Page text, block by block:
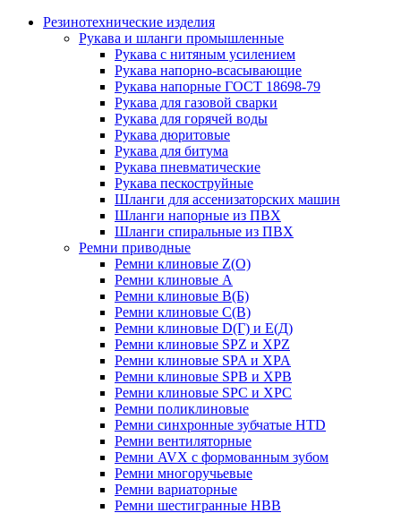
Резинотехнические изделия
Рукава и шланги промышленные
Рукава с нитяным усилением
Рукава напорно-всасывающие
Рукава напорные ГОСТ 18698-79
Рукава для газовой сварки
Рукава для горячей воды
Рукава дюритовые
Рукава для битума
Рукава пневматические
Рукава пескоструйные
Шланги для ассенизаторских машин
Шланги напорные из ПВХ
Шланги спиральные из ПВХ
Ремни приводные
Ремни клиновые Z(О)
Ремни клиновые А
Ремни клиновые В(Б)
Ремни клиновые С(В)
Ремни клиновые D(Г) и Е(Д)
Ремни клиновые SPZ и XPZ
Ремни клиновые SPA и XPA
Ремни клиновые SPB и XPB
Ремни клиновые SPC и XPC
Ремни поликлиновые
Ремни синхронные зубчатые HTD
Ремни вентиляторные
Ремни AVX с формованным зубом
Ремни многоручьевые
Ремни вариаторные
Ремни шестигранные HBB